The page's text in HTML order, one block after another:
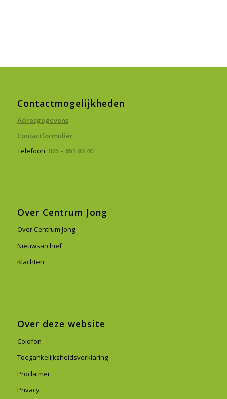
Contactmogelijkheden
Adresgegevens
Contactformulier
Telefoon: 075 – 651 83 40
Over Centrum Jong
Over Centrum Jong
Nieuwsarchief
Klachten
Over deze website
Colofon
Toegankelijksheidsverklaring
Proclaimer
Privacy